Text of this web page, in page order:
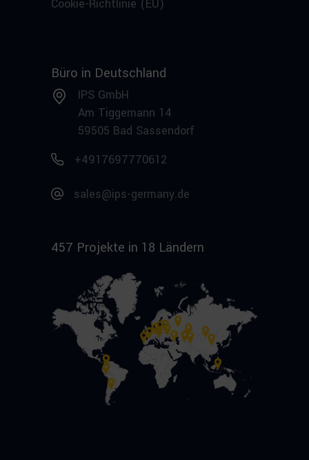
Cookie-Richtlinie (EU)
Büro in Deutschland
IPS GmbH
Am Tiggemann 14
59505 Bad Sassendorf
+4917697770612
sales@ips-germany.de
457 Projekte in 18 Ländern